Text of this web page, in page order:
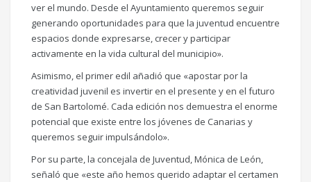
ver el mundo. Desde el Ayuntamiento queremos seguir
generando oportunidades para que la juventud encuentre
espacios donde expresarse, crecer y participar
activamente en la vida cultural del municipio».
Asimismo, el primer edil añadió que «apostar por la
creatividad juvenil es invertir en el presente y en el futuro
de San Bartolomé. Cada edición nos demuestra el enorme
potencial que existe entre los jóvenes de Canarias y
queremos seguir impulsándolo».
Por su parte, la concejala de Juventud, Mónica de León,
señaló que «este año hemos querido adaptar el certamen